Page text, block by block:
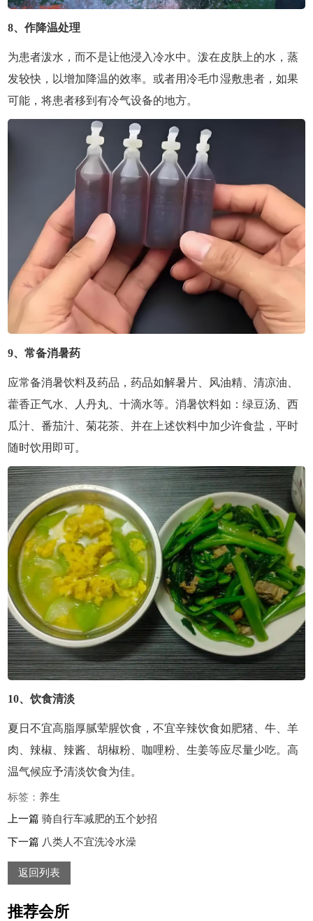
8、作降温处理
为患者泼水，而不是让他浸入冷水中。泼在皮肤上的水，蒸
发较快，以增加降温的效率。或者用冷毛巾湿敷患者，如果
可能，将患者移到有冷气设备的地方。
9、常备消暑药
应常备消暑饮料及药品，药品如解暑片、风油精、清凉油、
藿香正气水、人丹丸、十滴水等。消暑饮料如：绿豆汤、西
瓜汁、番茄汁、菊花茶、并在上述饮料中加少许食盐，平时
随时饮用即可。
10、饮食清淡
夏日不宜高脂厚腻荤腥饮食，不宜辛辣饮食如肥猪、牛、羊
肉、辣椒、辣酱、胡椒粉、咖哩粉、生姜等应尽量少吃。高
温气候应予清淡饮食为佳。
标签： 养生
上一篇骑自行车减肥的五个妙招
下一篇 八类人不宜洗冷水澡
返回列表
推荐会所